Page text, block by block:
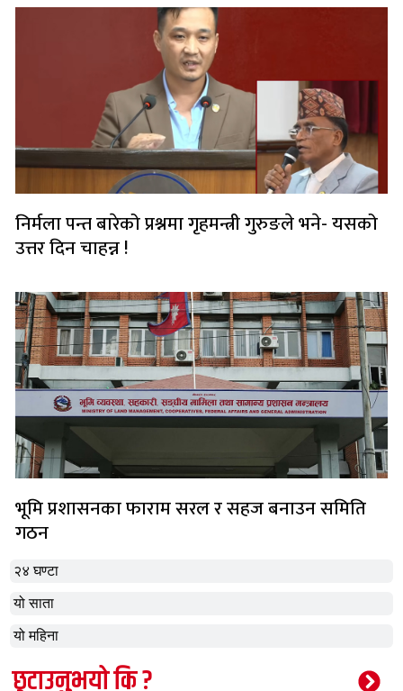
२४ घण्टा
यो साता
यो महिना
निर्मला पन्त बारेको प्रश्नमा गृहमन्त्री गुरुङले भने- यसको
उत्तर दिन चाहन्न !
भूमि प्रशासनका फाराम सरल र सहज बनाउन समिति
गठन
छुटाउनुभयो कि ?